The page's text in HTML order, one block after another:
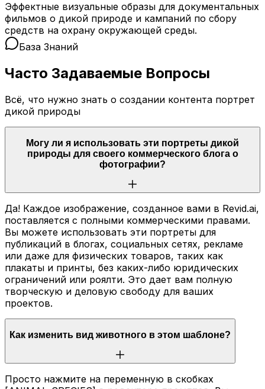
Эффектные визуальные образы для документальных
фильмов о дикой природе и кампаний по сбору
средств на охрану окружающей среды.
База Знаний
Часто Задаваемые Вопросы
Всё, что нужно знать о создании контента портрет
дикой природы
Могу ли я использовать эти портреты дикой
природы для своего коммерческого блога о
фотографии?
Да! Каждое изображение, созданное вами в Revid.ai,
поставляется с полными коммерческими правами.
Вы можете использовать эти портреты для
публикаций в блогах, социальных сетях, рекламе
или даже для физических товаров, таких как
плакаты и принты, без каких-либо юридических
ограничений или роялти. Это дает вам полную
творческую и деловую свободу для ваших
проектов.
Как изменить вид животного в этом шаблоне?
Просто нажмите на переменную в скобках